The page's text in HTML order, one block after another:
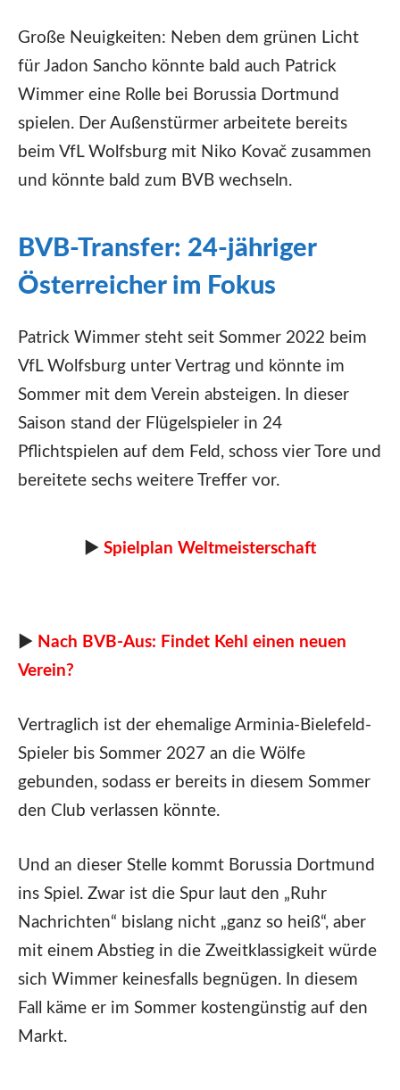
Große Neuigkeiten: Neben dem grünen Licht
für Jadon Sancho könnte bald auch Patrick
Wimmer eine Rolle bei Borussia Dortmund
spielen. Der Außenstürmer arbeitete bereits
beim VfL Wolfsburg mit Niko Kovač zusammen
und könnte bald zum BVB wechseln.
BVB-Transfer: 24-jähriger
Österreicher im Fokus
Patrick Wimmer steht seit Sommer 2022 beim
VfL Wolfsburg unter Vertrag und könnte im
Sommer mit dem Verein absteigen. In dieser
Saison stand der Flügelspieler in 24
Pflichtspielen auf dem Feld, schoss vier Tore und
bereitete sechs weitere Treffer vor.
► Spielplan Weltmeisterschaft
► Nach BVB-Aus: Findet Kehl einen neuen
Verein?
Vertraglich ist der ehemalige Arminia-Bielefeld-
Spieler bis Sommer 2027 an die Wölfe
gebunden, sodass er bereits in diesem Sommer
den Club verlassen könnte.
Und an dieser Stelle kommt Borussia Dortmund
ins Spiel. Zwar ist die Spur laut den „Ruhr
Nachrichten“ bislang nicht „ganz so heiß“, aber
mit einem Abstieg in die Zweitklassigkeit würde
sich Wimmer keinesfalls begnügen. In diesem
Fall käme er im Sommer kostengünstig auf den
Markt.